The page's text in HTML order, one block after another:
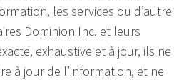
les services ou d’autre
Dominion Inc. et leurs
exhaustive et à jour, ils ne
à jour de l’information, et ne